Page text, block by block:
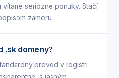
vítané seriózne ponuky. Stačí
zámeru.
.sk domény?
prevod v registri
s jasným